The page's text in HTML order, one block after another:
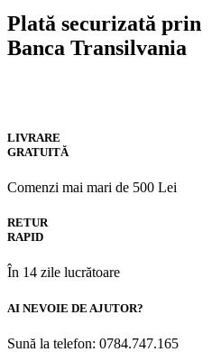
Plată securizată prin
Banca Transilvania
LIVRARE
GRATUITĂ
Comenzi mai mari de 500 Lei
RETUR
RAPID
În 14 zile lucrătoare
AI NEVOIE DE AJUTOR?
Sună la telefon: 0784.747.165